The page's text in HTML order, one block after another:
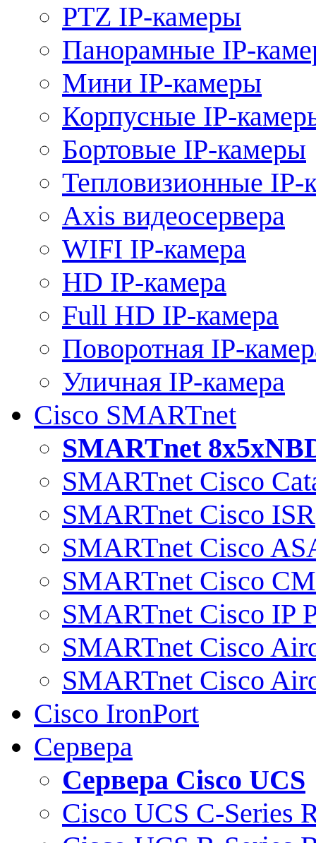
PTZ IP-камеры
Панорамные IP-
Мини IP-камеры
Корпусные IP-
Бортовые IP-камеры
Тепловизионные IP-
Axis видеосервера
WIFI IP-камера
HD IP-камера
Full HD IP-камера
Поворотная IP-
Уличная IP-камера
Cisco SMARTnet
SMARTnet
SMARTnet Cisco
SMARTnet Cisco ISR
SMARTnet Cisco
SMARTnet Cisco
SMARTnet Cisco IP
SMARTnet Cisco
SMARTnet Cisco
Cisco IronPort
Сервера
Сервера Cisco UCS
Cisco UCS C-Series